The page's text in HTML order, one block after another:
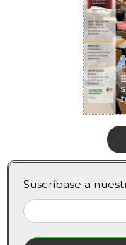
Suscríbase a